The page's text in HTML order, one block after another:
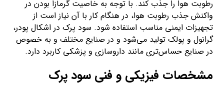
رطوبت هوا را جذب کند. با توجه به خاصیت گرمازا بودن در
واکنش جذب رطوبت هوا، در هنگام کار با آن نیاز است از
تجهیزات ایمنی مناسب استفاده شود. سود پرک در اشکال پودر،
گرانول و پولک تولید می‌شود و در صنایع مختلف و به خصوص
در صنایع حساس‌تری مانند داروسازی و پزشکی کاربرد دارد.
مشخصات فیزیکی و فنی سود پرک